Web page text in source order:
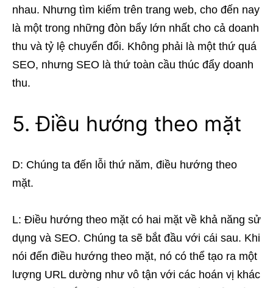
nhau. Nhưng tìm kiếm trên trang web, cho đến nay
là một trong những đòn bẩy lớn nhất cho cả doanh
thu và tỷ lệ chuyển đổi. Không phải là một thứ quá
SEO, nhưng SEO là thứ toàn cầu thúc đẩy doanh
thu.
5. Điều hướng theo mặt
D: Chúng ta đến lỗi thứ năm, điều hướng theo
mặt.
L: Điều hướng theo mặt có hai mặt về khả năng sử
dụng và SEO. Chúng ta sẽ bắt đầu với cái sau. Khi
nói đến điều hướng theo mặt, nó có thể tạo ra một
lượng URL dường như vô tận với các hoán vị khác